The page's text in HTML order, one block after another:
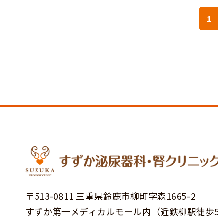
1
〒513-0811 三重県鈴鹿市柳町字森1665-2
すずか第一メディカルモール内 （近鉄柳駅徒歩